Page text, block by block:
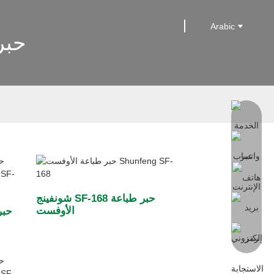
Arabic
شونفينج SF-168 حبر طباعة
الأوفست